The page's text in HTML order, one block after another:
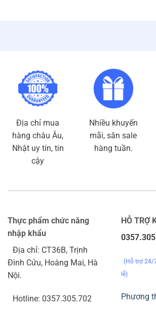
Địa chỉ mua
hàng châu Âu,
Nhật uy tín, tin
cậy
Nhiều khuyến
mãi, săn sale
hàng tuần.
Thực phẩm chức năng
nhập khẩu
Địa chỉ: CT36B, Trịnh
Đình Cửu, Hoàng Mai, Hà
Nội.
Hotline: 0357.305.702
HỖ TRỢ
(Hỗ trợ 24/
lễ)
Phương